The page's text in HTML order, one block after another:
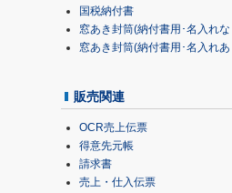
国税納付書
窓あき封筒(納付書用･名入れ
窓あき封筒(納付書用･名入れ
販売関連
OCR売上伝票
得意先元帳
請求書
売上・仕入伝票